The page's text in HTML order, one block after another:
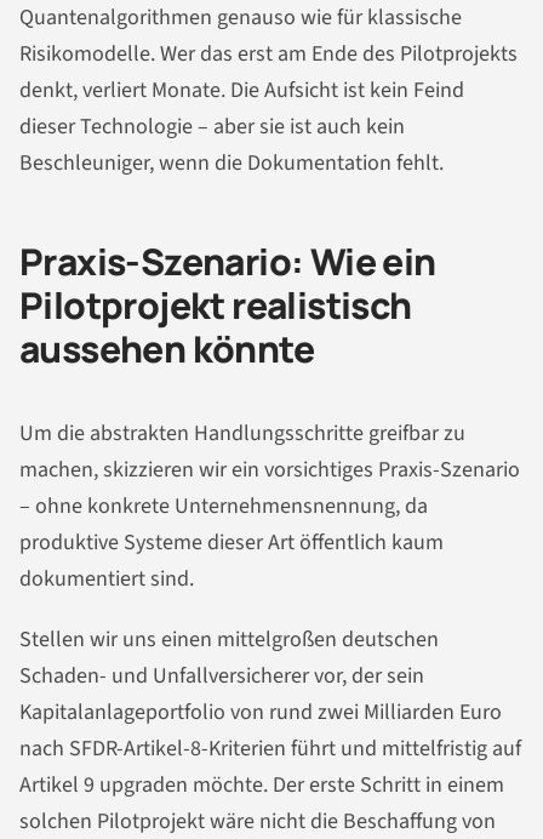
Quantenalgorithmen genauso wie für klassische
Risikomodelle. Wer das erst am Ende des Pilotprojekts
denkt, verliert Monate. Die Aufsicht ist kein Feind
dieser Technologie – aber sie ist auch kein
Beschleuniger, wenn die Dokumentation fehlt.
Praxis-Szenario: Wie ein
Pilotprojekt realistisch
aussehen könnte
Um die abstrakten Handlungsschritte greifbar zu
machen, skizzieren wir ein vorsichtiges Praxis-Szenario
– ohne konkrete Unternehmensnennung, da
produktive Systeme dieser Art öffentlich kaum
dokumentiert sind.
Stellen wir uns einen mittelgroßen deutschen
Schaden- und Unfallversicherer vor, der sein
Kapitalanlageportfolio von rund zwei Milliarden Euro
nach SFDR-Artikel-8-Kriterien führt und mittelfristig auf
Artikel 9 upgraden möchte. Der erste Schritt in einem
solchen Pilotprojekt wäre nicht die Beschaffung von